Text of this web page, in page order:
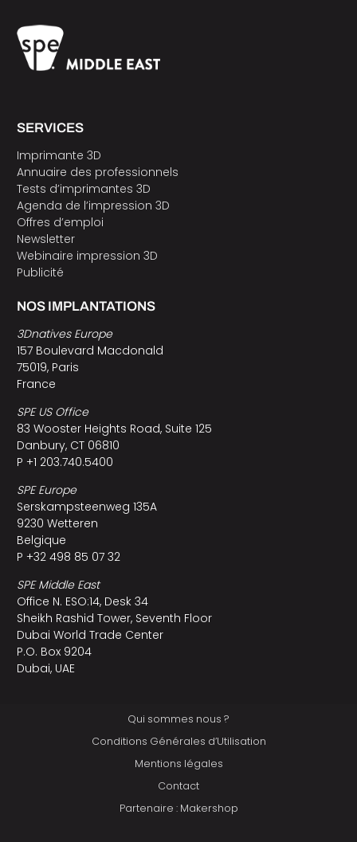
SERVICES
Imprimante 3D
Annuaire des professionnels
Tests d’imprimantes 3D
Agenda de l’impression 3D
Offres d’emploi
Newsletter
Webinaire impression 3D
Publicité
NOS IMPLANTATIONS
3Dnatives Europe
157 Boulevard Macdonald
75019, Paris
France
SPE US Office
83 Wooster Heights Road, Suite 125
Danbury, CT 06810
P +1 203.740.5400
SPE Europe
Serskampsteenweg 135A
9230 Wetteren
Belgique
P +32 498 85 07 32
SPE Middle East
Office N. ESO:14, Desk 34
Sheikh Rashid Tower, Seventh Floor
Dubai World Trade Center
P.O. Box 9204
Dubai, UAE
Qui sommes nous ?
Conditions Générales d’Utilisation
Mentions légales
Contact
Partenaire : Makershop